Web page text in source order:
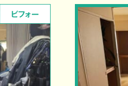
ビフォー